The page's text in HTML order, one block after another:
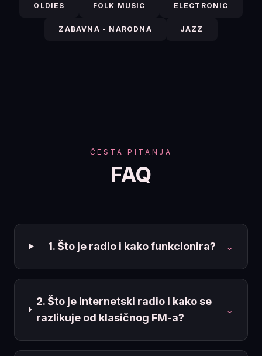
OLDIES FOLK MUSIC ELECTRONIC
ZABAVNA - NARODNA JAZZ
ČESTA PITANJA
FAQ
1. Što je radio i kako funkcionira? ⌄
2. Što je internetski radio i kako se
razlikuje od klasičnog FM-a?
⌄